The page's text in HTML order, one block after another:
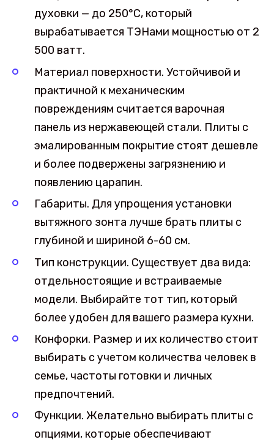
духовки — до 250°С, который
вырабатывается ТЭНами мощностью от 2
500 ватт.
Материал поверхности. Устойчивой и
практичной к механическим
повреждениям считается варочная
панель из нержавеющей стали. Плиты с
эмалированным покрытие стоят дешевле
и более подвержены загрязнению и
появлению царапин.
Габариты. Для упрощения установки
вытяжного зонта лучше брать плиты с
глубиной и шириной 6-60 см.
Тип конструкции. Существует два вида:
отдельностоящие и встраиваемые
модели. Выбирайте тот тип, который
более удобен для вашего размера кухни.
Конфорки. Размер и их количество стоит
выбирать с учетом количества человек в
семье, частоты готовки и личных
предпочтений.
Функции. Желательно выбирать плиты с
опциями, которые обеспечивают